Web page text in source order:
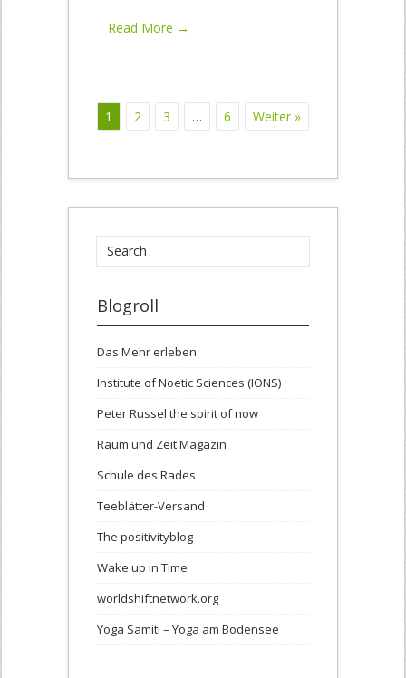
Read More →
1 2 3 … 6 Weiter »
Blogroll
Das Mehr erleben
Institute of Noetic Sciences (IONS)
Peter Russel the spirit of now
Raum und Zeit Magazin
Schule des Rades
Teeblätter-Versand
The positivityblog
Wake up in Time
worldshiftnetwork.org
Yoga Samiti – Yoga am Bodensee